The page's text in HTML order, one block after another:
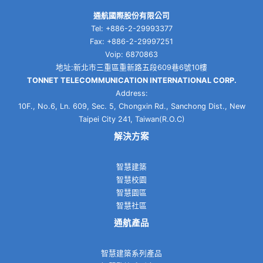
通航國際股份有限公司
Tel: +886-2-29993377
Fax: +886-2-29997251
Voip: 6870863
地址:新北市三重區重新路五段609巷6號10樓
TONNET TELECOMMUNICATION INTERNATIONAL CORP.
Address:
10F., No.6, Ln. 609, Sec. 5, Chongxin Rd., Sanchong Dist., New
Taipei City 241, Taiwan(R.O.C)
解決方案
智慧建築
智慧校園
智慧園區
智慧社區
通航產品
智慧建築系列產品